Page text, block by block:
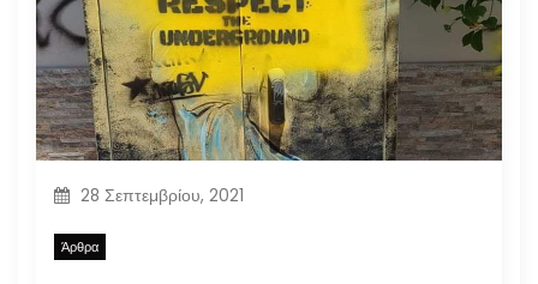
28 Σεπτεμβρίου, 2021
Άρθρα